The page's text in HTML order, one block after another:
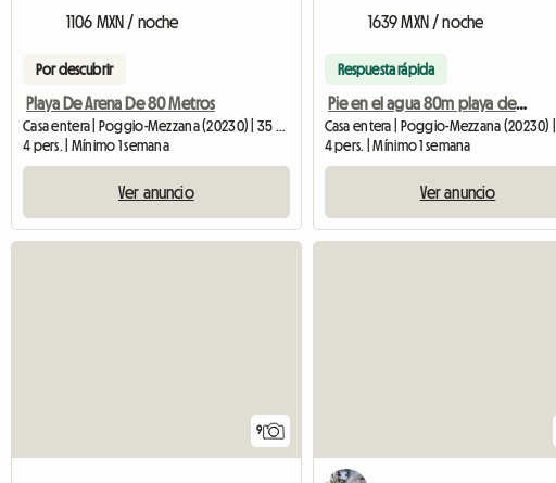
1106 MXN / noche
Por descubrir
Playa De Arena De 80 Metros
Casa entera | Poggio-Mezzana (20230) | 35 M2
4 pers. | Mínimo 1 semana
Ver anuncio
1639 MXN / noche
Respuesta rápida
Pie en el agua 80m playa de arena
4 pers. | Mínimo 1 semana
Ver anuncio
9